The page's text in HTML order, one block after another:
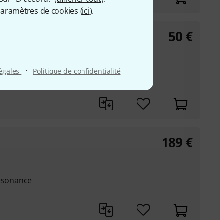
de cookies (ici).
· Politique de confidentialité
BN 50 €
189 €